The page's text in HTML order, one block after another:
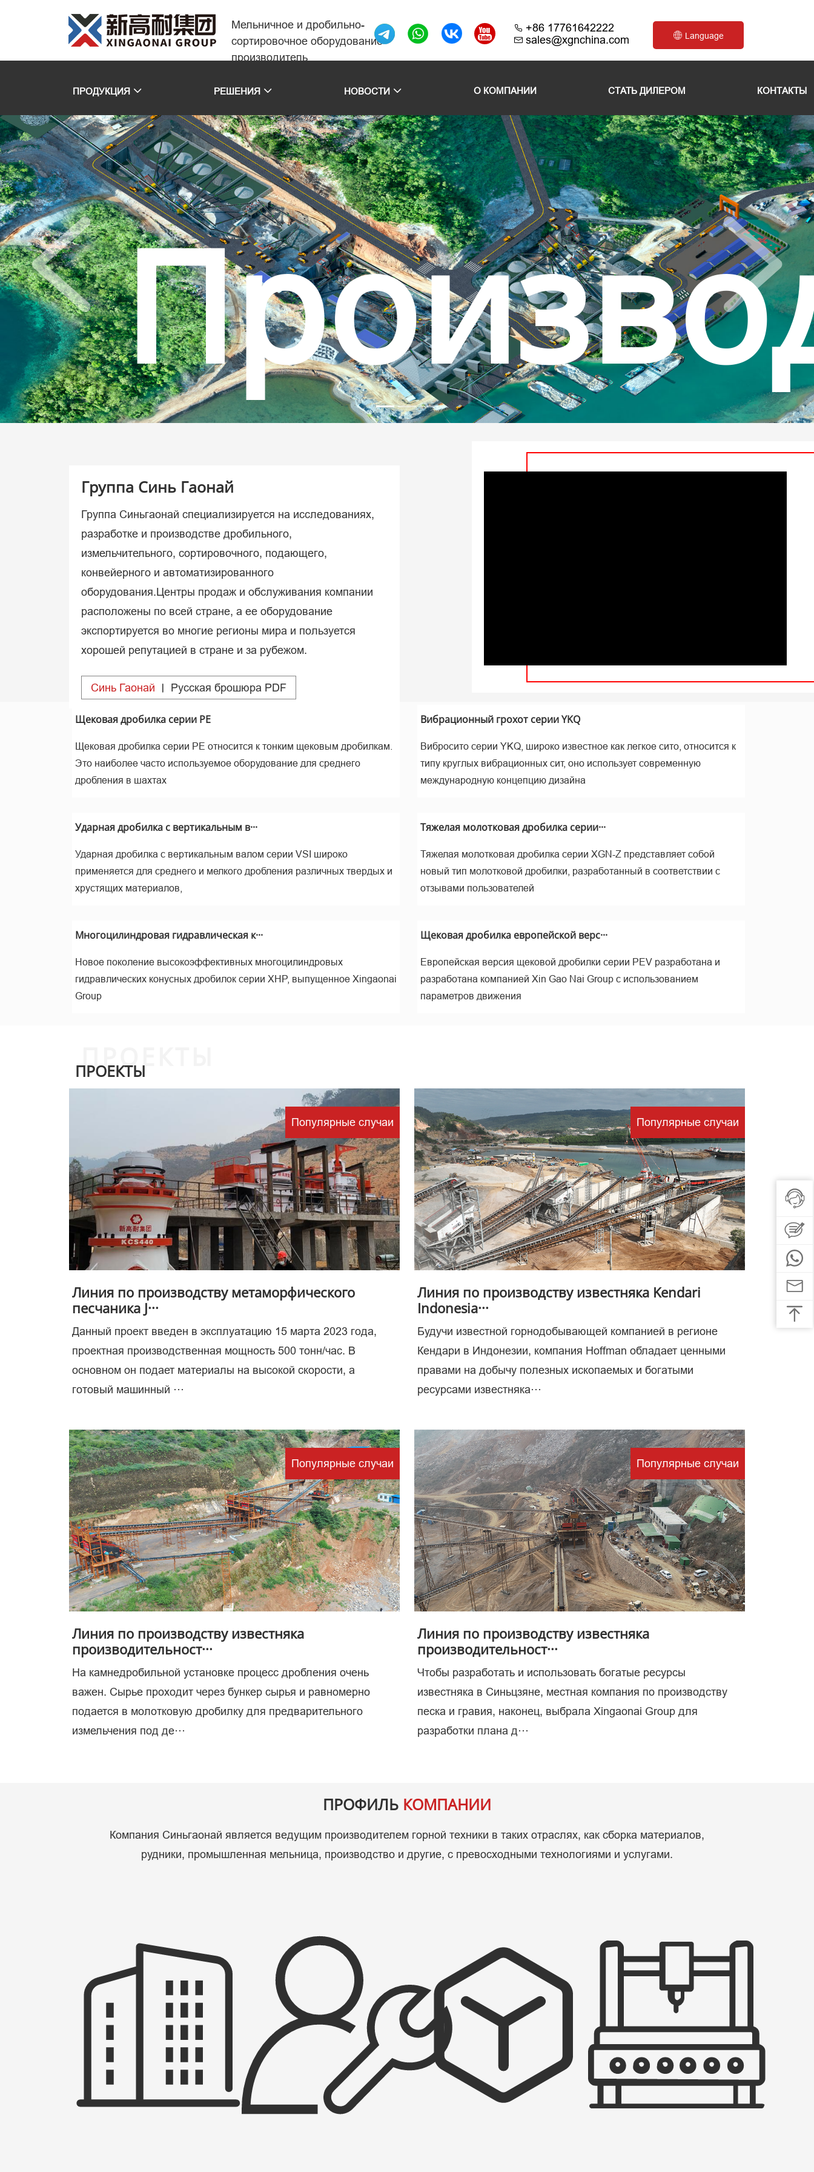
Мельничное и дробильно-
сортировочное оборудование
производитель
+86 17761642222
sales@xgnchina.com
Language
ПРОДУКЦИЯ РЕШЕНИЯ НОВОСТИ O КОМПАНИИ СТАТЬ ДИЛЕРОМ КОНТАКТЫ
мира
Измельчение –
ключевое звено
в процессе
переработки
полезных
ископаемых.
Группа Синь Гаонай
Группа Синьгаонай специализируется на исследованиях,
разработке и производстве дробильного,
измельчительного, сортировочного, подающего,
конвейерного и автоматизированного
оборудования.Центры продаж и обслуживания компании
расположены по всей стране, а ее оборудование
экспортируется во многие регионы мира и пользуется
хорошей репутацией в стране и за рубежом.
Синь Гаонай Pусская брошюра PDF
Щековая дробилка серии PE
Щековая дробилка серии PE относится к тонким щековым дробилкам.
Это наиболее часто используемое оборудование для среднего
дробления в шахтах
Вибрационный грохот серии YKQ
Вибросито серии YKQ, широко известное как легкое сито, относится к
типу круглых вибрационных сит, оно использует современную
международную концепцию дизайна
Ударная дробилка с вертикальным в···
Ударная дробилка с вертикальным валом серии VSI широко
применяется для среднего и мелкого дробления различных твердых и
хрустящих материалов,
Тяжелая молотковая дробилка серии···
Тяжелая молотковая дробилка серии XGN-Z представляет собой
новый тип молотковой дробилки, разработанный в соответствии с
отзывами пользователей
Многоцилиндровая гидравлическая к···
Новое поколение высокоэффективных многоцилиндровых
гидравлических конусных дробилок серии XHP, выпущенное Xingaonai
Group
Щековая дробилка европейской верс···
Европейская версия щековой дробилки серии PEV разработана и
разработана компанией Xin Gao Nai Group с использованием
параметров движения
ПРОЕКТЫ
ПРОЕКТЫ
Популярные случаи
Линия по производству метаморфического
песчаника J···
Данный проект введен в эксплуатацию 15 марта 2023 года,
проектная производственная мощность 500 тонн/час. В
основном он подает материалы на высокой скорости, а
готовый машинный ···
Популярные случаи
Линия по производству известняка Kendari
Indonesia···
Будучи известной горнодобывающей компанией в регионе
Кендари в Индонезии, компания Hoffman обладает ценными
правами на добычу полезных ископаемых и богатыми
ресурсами известняка···
Популярные случаи
Линия по производству известняка
производительност···
На камнедробильной установке процесс дробления очень
важен. Сырье проходит через бункер сырья и равномерно
подается в молотковую дробилку для предварительного
измельчения под де···
Популярные случаи
Линия по производству известняка
производительност···
Чтобы разработать и использовать богатые ресурсы
известняка в Синьцзяне, местная компания по производству
песка и гравия, наконец, выбрала Xingaonai Group для
разработки плана д···
ПРОФИЛЬ КОМПАНИИ
Компания Синьгаонай является ведущим производителем горной техники в таких отраслях, как сборка материалов,
рудники, промышленная мельница, производство и другие, с превосходными технологиями и услугами.